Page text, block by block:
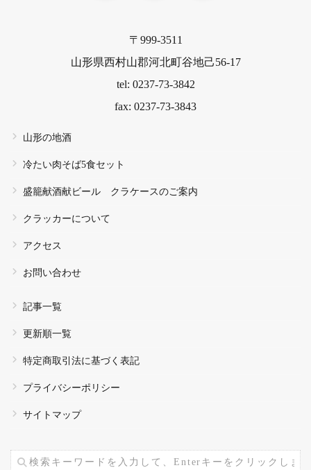
〒999-3511
山形県西村山郡河北町谷地己56-17
tel: 0237-73-3842
fax: 0237-73-3843
山形の地酒
冷たい肉そば5食セット
盛籠献酒献ビール クラケースのご案内
クラッカーについて
アクセス
お問い合わせ
記事一覧
更新順一覧
特定商取引法に基づく表記
プライバシーポリシー
サイトマップ